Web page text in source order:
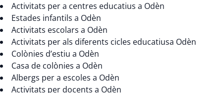
Activitats per a centres educatius a Odèn
Estades infantils a Odèn
Activitats escolars a Odèn
Activitats per als diferents cicles educatiusa Odèn
Colònies d’estiu a Odèn
Casa de colònies a Odèn
Albergs per a escoles a Odèn
Activitats per docents a Odèn